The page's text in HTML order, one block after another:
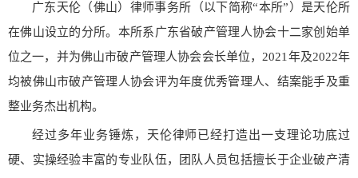
广东天伦（佛山）律师事务所（以下简称“本所”）是天伦所
在佛山设立的分所。本所系广东省破产管理人协会十二家创始单
位之一，并为佛山市破产管理人协会会长单位，2021年及2022年
均被佛山市破产管理人协会评为年度优秀管理人、结案能手及重
整业务杰出机构。
经过多年业务锤炼，天伦律师已经打造出一支理论功底过
硬、实操经验丰富的专业队伍，团队人员包括擅长于企业破产清